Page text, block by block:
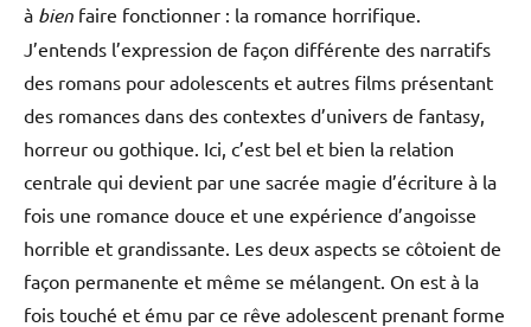
à bien faire fonctionner : la romance horrifique.
J’entends l’expression de façon différente des narratifs
des romans pour adolescents et autres films présentant
des romances dans des contextes d’univers de fantasy,
horreur ou gothique. Ici, c’est bel et bien la relation
centrale qui devient par une sacrée magie d’écriture à la
fois une romance douce et une expérience d’angoisse
horrible et grandissante. Les deux aspects se côtoient de
façon permanente et même se mélangent. On est à la
fois touché et ému par ce rêve adolescent prenant forme